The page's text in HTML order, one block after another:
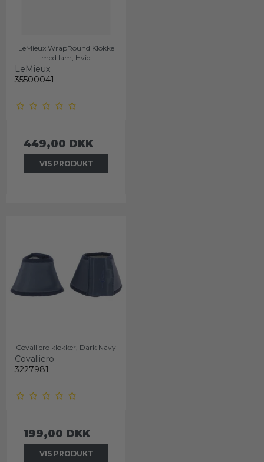
LeMieux WrapRound Klokke
med lam, Hvid
LeMieux
35500041
449,00 DKK
VIS PRODUKT
Covalliero klokker, Dark Navy
Covalliero
3227981
199,00 DKK
VIS PRODUKT